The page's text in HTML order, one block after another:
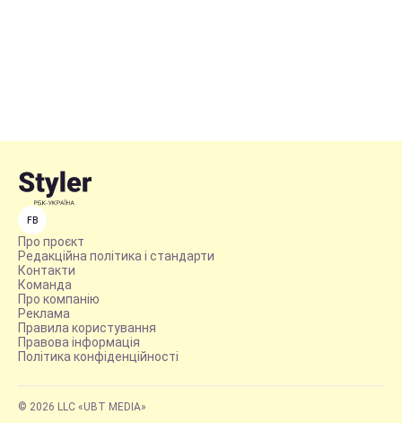
FB
Про проєкт
Редакційна політика і стандарти
Контакти
Команда
Про компанію
Реклама
Правила користування
Правова інформація
Політика конфіденційності
© 2026 LLC «UBT MEDIA»